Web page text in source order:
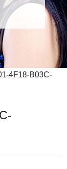
4F18-B03C-